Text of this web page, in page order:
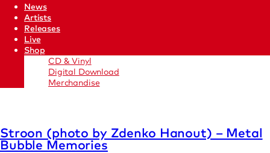
News
Artists
Releases
Live
Shop
CD & Vinyl
Digital Download
Merchandise
Stroon (photo by Zdenko Hanout) – Metal
Bubble Memories